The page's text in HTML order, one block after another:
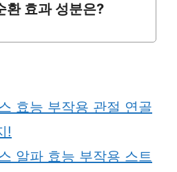
환 효과 성분은?
효능 부작용 관절 연골
!
알파 효능 부작용 스트